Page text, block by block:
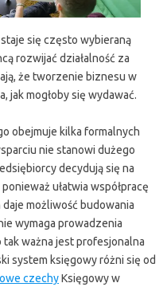
się często wybieraną
rozwijać działalność za
że tworzenie biznesu w
jak mogłoby się wydawać.
obejmuje kilka formalnych
nie stanowi dużego
decydują się na
ułatwia współpracę
możliwość budowania
wymaga prowadzenia
ważna jest profesjonalna
system księgowy różni się od
czechyKsięgowy w